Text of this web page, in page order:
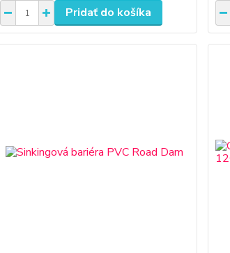
Pridať do košíka